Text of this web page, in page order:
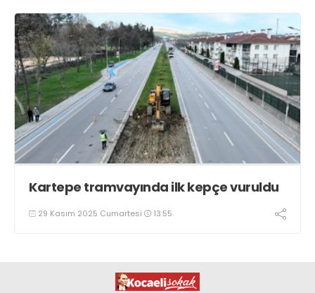
Kartepe tramvayında ilk kepçe vuruldu
29 Kasım 2025 Cumartesi 13:55